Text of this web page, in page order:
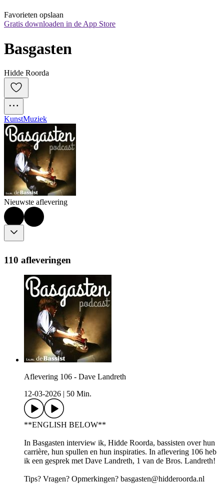
Favorieten opslaan
Gratis downloaden in de App Store
Basgasten
Hidde Roorda
KunstMuziek
Nieuwste aflevering
110 afleveringen
Aflevering 106 - Dave Landreth
12-03-2026
50 Min.
**ENGLISH BELOW**
In Basgasten interview ik, Hidde Roorda, bassisten over hun
carrière, hun spullen en hun inspiraties. In aflevering 106 heb
ik een gesprek met Dave Landreth, 1 van de Bros. Landreth!
Tips? Vragen? Opmerkingen? basgasten@hidderoorda.nl